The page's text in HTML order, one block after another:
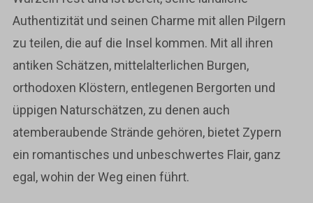
Authentizität und seinen Charme mit allen Pilgern
zu teilen, die auf die Insel kommen. Mit all ihren
antiken Schätzen, mittelalterlichen Burgen,
orthodoxen Klöstern, entlegenen Bergorten und
üppigen Naturschätzen, zu denen auch
atemberaubende Strände gehören, bietet Zypern
ein romantisches und unbeschwertes Flair, ganz
egal, wohin der Weg einen führt.